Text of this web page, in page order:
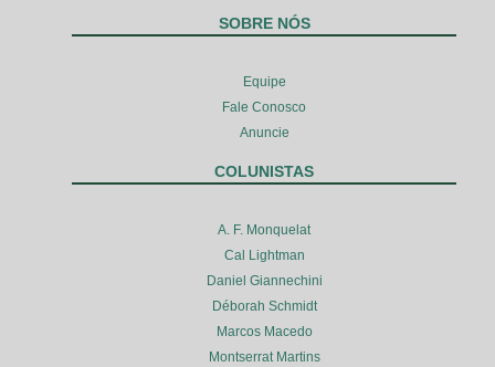
SOBRE NÓS
Equipe
Fale Conosco
Anuncie
COLUNISTAS
A. F. Monquelat
Cal Lightman
Daniel Giannechini
Déborah Schmidt
Marcos Macedo
Montserrat Martins